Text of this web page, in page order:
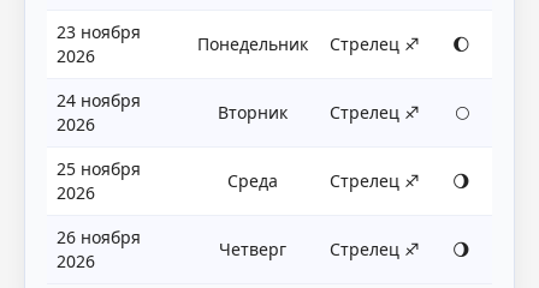
23 ноября
2026
Понедельник Стрелец ♐ 🌔
24 ноября
2026
Вторник Стрелец ♐ 🌕
25 ноября
2026
Среда Стрелец ♐ 🌖
26 ноября
2026
Четверг Стрелец ♐ 🌖